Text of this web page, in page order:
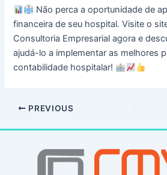
Não perca a oportunidade de
financeira de seu hospital. Visite o
Consultoria Empresarial agora e
ajudá-lo a implementar as melhores
contabilidade hospitalar!
PREVIOUS